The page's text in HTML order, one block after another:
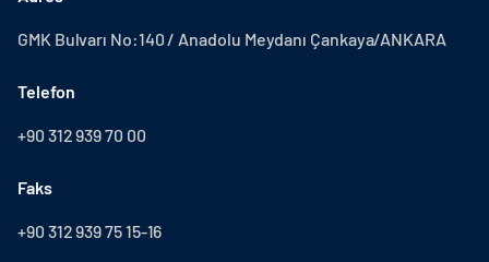
GMK Bulvarı No:140 / Anadolu Meydanı Çankaya/ANKARA
Telefon
+90 312 939 70 00
Faks
+90 312 939 75 15-16